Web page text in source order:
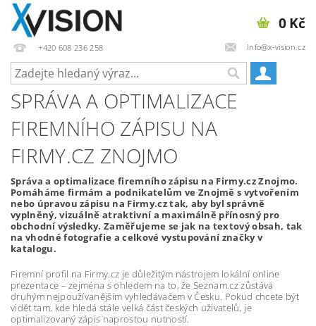
+420 608 236 258 Info@x-vision.cz
0 Kč
SPRÁVA A OPTIMALIZACE
FIREMNÍHO ZÁPISU NA
FIRMY.CZ ZNOJMO
Správa a optimalizace firemního zápisu na Firmy.cz Znojmo.
Pomáháme firmám a podnikatelům ve Znojmě s vytvořením
nebo úpravou zápisu na Firmy.cz tak, aby byl správně
vyplněný, vizuálně atraktivní a maximálně přínosný pro
obchodní výsledky. Zaměřujeme se jak na textový obsah, tak
na vhodné fotografie a celkové vystupování značky v
katalogu.
Firemní profil na Firmy.cz je důležitým nástrojem lokální online
prezentace – zejména s ohledem na to, že Seznam.cz zůstává
druhým nejpoužívanějším vyhledávačem v Česku. Pokud chcete být
vidět tam, kde hledá stále velká část českých uživatelů, je
optimalizovaný zápis naprostou nutností.